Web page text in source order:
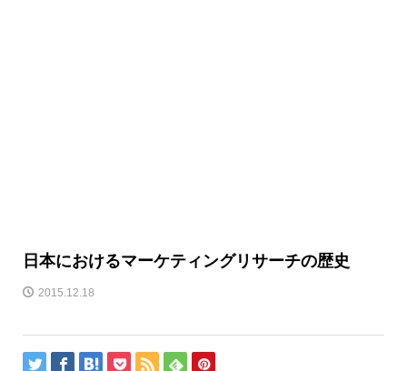
日本におけるマーケティングリサーチの歴史
2015.12.18